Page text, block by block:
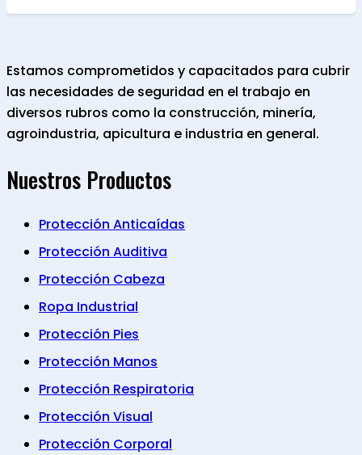
Estamos comprometidos y capacitados para cubrir
las necesidades de seguridad en el trabajo en
diversos rubros como la construcción, minería,
agroindustria, apicultura e industria en general.
Nuestros Productos
Protección Anticaídas
Protección Auditiva
Protección Cabeza
Ropa Industrial
Protección Pies
Protección Manos
Protección Respiratoria
Protección Visual
Protección Corporal